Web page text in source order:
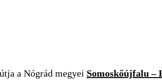
a Nógrád megyei Somoskőújfalu –